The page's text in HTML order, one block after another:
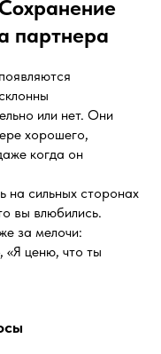
партнера
или нет. Они
хорошего,
когда он
на сильных сторонах
вы влюбились.
за мелочи:
«Я ценю, что ты